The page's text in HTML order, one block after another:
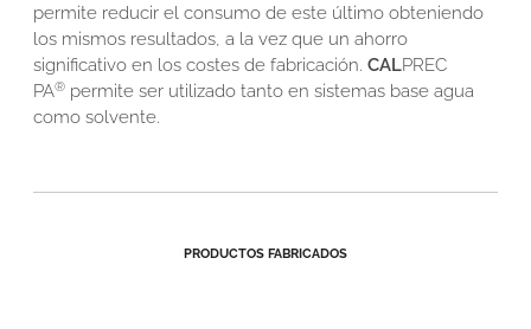
permite reducir el consumo de este último obteniendo
los mismos resultados, a la vez que un ahorro
significativo en los costes de fabricación. CALPREC
PA®permite ser utilizado tanto en sistemas base agua
como solvente.
PRODUCTOS FABRICADOS